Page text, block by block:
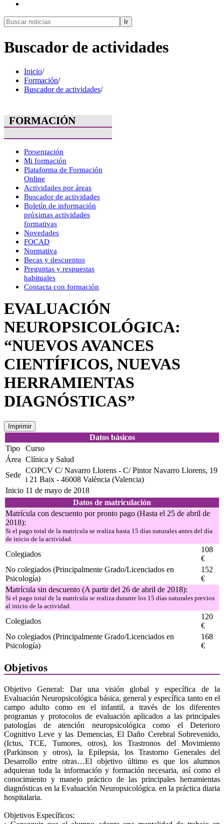
Ir
Buscador de actividades
Inicio/
Formación/
Buscador de actividades/
FORMACIÓN
Presentación
Mi formación
Plataforma de Formación
Online
Actividades por áreas
Buscador de actividades
Boletín de información
próximas actividades
formativas
Novedades
FOCAD
Normativa
Becas y descuentos
Preguntas y respuestas
habituales
Contacta con formación
EVALUACIÓN
NEUROPSICOLÓGICA:
“NUEVOS AVANCES
CIENTÍFICOS, NUEVAS
HERRAMIENTAS
DIAGNÓSTICAS”
Imprimir
Datos básicos
Tipo
Curso
Área Clínica y Salud
Sede
COPCV C/ Navarro Llorens - C/ Pintor Navarro Llorens, 19
i 21 Baix - 46008 València (Valencia)
Inicio 11 de mayo de 2018
Datos de matriculación
Matrícula con descuento por pronto pago (Hasta el 25 de abril de
2018):
Si el pago total de la matrícula se realiza hasta 15 días naturales antes del día
de inicio de la actividad.
Colegiados
108
€
No colegiados (Principalmente Grado/Licenciados en
Psicología)
152
€
Matrícula sin descuento (A partir del 26 de abril de 2018):
Si el pago total de la matrícula se realiza durante los 15 días naturales previos
al inicio de la actividad.
Colegiados
120
€
No colegiados (Principalmente Grado/Licenciados en
Psicología)
168
€
Objetivos
Objetivo General: Dar una visión global y específica de la
Evaluación Neuropsicológica básica, general y específica tanto en el
campo adulto como en el infantil, a través de los diferentes
programas y protocolos de evaluación aplicados a las principales
patologías de atención neuropsicológica como el Deterioro
Cognitivo Leve y las Demencias, El Daño Cerebral Sobrevenido,
(Ictus, TCE, Tumores, otros), los Trastronos del Movimiento
(Parkinson y otros), la Epilepsia, los Trastorno Generales del
Desarrollo entre otras…El objetivo último es que los alumnos
adquieran toda la información y formación necesaria, así como el
conocimiento y manejo práctico de las principales herramientas
diagnósticas en la Evaluación Neuropsicológica. en la práctica diaria
hospitalaria.
Objetivos Específicos: